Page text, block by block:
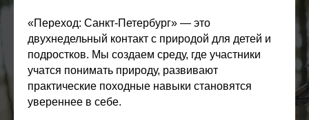
«Переход: Санкт-Петербург» — это
двухнедельный контакт с природой для детей и
подростков. Мы создаем среду, где участники
учатся понимать природу, развивают
практические походные навыки становятся
увереннее в себе.